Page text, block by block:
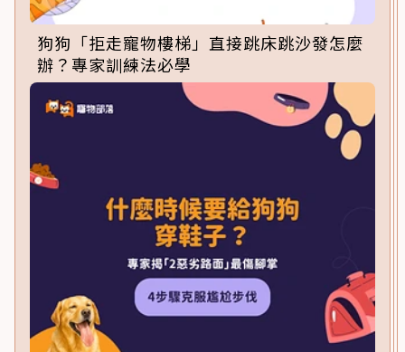
狗狗「拒走寵物樓梯」直接跳床跳沙發怎麼
辦？專家訓練法必學